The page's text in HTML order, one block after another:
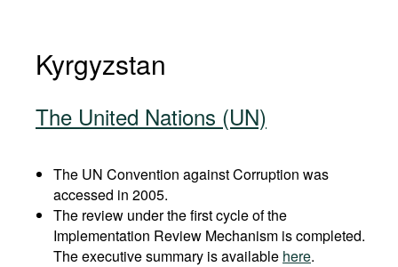
Kyrgyzstan
The United Nations (UN)
The UN Convention against Corruption was
accessed in 2005.
The review under the first cycle of the
Implementation Review Mechanism is completed.
The executive summary is available here.